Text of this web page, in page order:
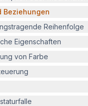
Beziehungen
Reihenfolge
Eigenschaften
von Farbe